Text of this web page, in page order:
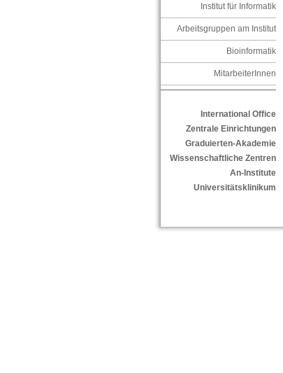
Institut für Informatik
Arbeitsgruppen am Institut
Bioinformatik
MitarbeiterInnen
International Office
Zentrale Einrichtungen
Graduierten-Akademie
Wissenschaftliche Zentren
An-Institute
Universitätsklinikum